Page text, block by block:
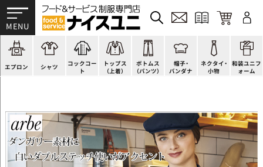
エプロン
かぶり型
スモック風
厨房用
ラップエプロン
シャツ
ピンタック
Tシャツ
ポロシャツ
和風シャツ(Asian)コックコー
ト
ショップコート
スタンダード
ファッション
キッズ
トップス
（上着）
法被(はっぴ)
調理白衣
カットソー
ジャンバー
ボトムス
（パンツ）
イージーパンツ
ワンピース
厨房シューズ
フロアシューズ
帽子・
バンダナ
洋帽子
コック帽
衛生帽子
ヘアネット
ネクタイ・
小物
ネクタイ
蝶ネクタイ
リボン・スカーフ
クロスタイ
和装ユニフ
ォーム
帯
草履、足袋など
着付小物
きもの